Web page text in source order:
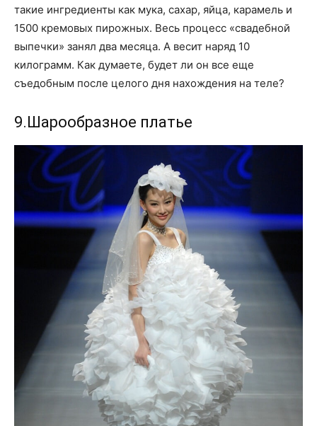
такие ингредиенты как мука, сахар, яйца, карамель и
1500 кремовых пирожных. Весь процесс «свадебной
выпечки» занял два месяца. А весит наряд 10
килограмм. Как думаете, будет ли он все еще
съедобным после целого дня нахождения на теле?
9.Шарообразное платье